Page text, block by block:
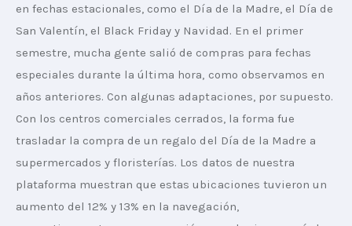
en fechas estacionales, como el Día de la Madre, el Día de
San Valentín, el Black Friday y Navidad. En el primer
semestre, mucha gente salió de compras para fechas
especiales durante la última hora, como observamos en
años anteriores. Con algunas adaptaciones, por supuesto.
Con los centros comerciales cerrados, la forma fue
trasladar la compra de un regalo del Día de la Madre a
supermercados y floristerías. Los datos de nuestra
plataforma muestran que estas ubicaciones tuvieron un
aumento del 12% y 13% en la navegación,